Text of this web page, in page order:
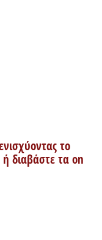
το
ή διαβάστε τα on